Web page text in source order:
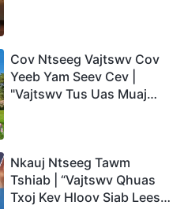
Cov Ntseeg Vajtswv Cov
Yeeb Yam Seev Cev |
"Vajtswv Tus Uas Muaj
Nkauj Ntseeg Tawm
Tshiab | “Vajtswv Qhuas
Txoj Kev Hloov Siab Lees